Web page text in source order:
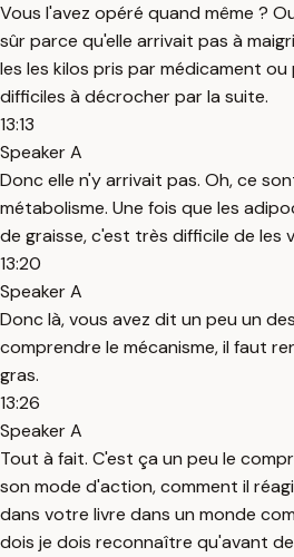
Vous l'avez opéré quand même ?
sûr parce qu'elle arrivait pas à
les les kilos pris par médicament
difficiles à décrocher par la suite.
13:13
Speaker A
Donc elle n'y arrivait pas. Oh, ce
métabolisme. Une fois que les
de graisse, c'est très difficile de les
13:20
Speaker A
Donc là, vous avez dit un peu un
comprendre le mécanisme, il faut
gras.
13:26
Speaker A
Tout à fait. C'est ça un peu le
son mode d'action, comment il
dans votre livre dans un monde
dois je dois reconnaître qu'avant